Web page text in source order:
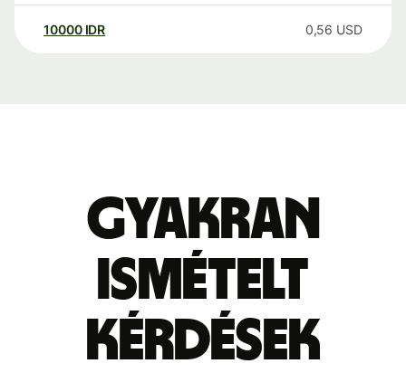
10000 IDR 0,56 USD
Gyakran
ismételt
kérdések